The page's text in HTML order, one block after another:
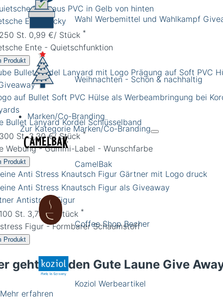
Wahl Werbemittel und Wahlkampf
Weihnachten - Schön & nachhaltig
Marken/Co-Branding
Zur Kategorie Marken/Co-Branding
CamelBak
Coffee Shop Becher
Koziol Werbeartikel
Ente Lucky
St. 0,99 €/ Stück *
Ente - Quietschfunktion
Produkt
Bullet Lanyard Kordel Schlüsselband
St. 3,30 €/ Stück *
Webung - Gummi-Label - Wunschfarbe
Produkt
Antistress Figur
St. 3,75 €/ Stück *
Figur - Formbarer Schaumstoff
Produkt
geht's zu den Gute Laune Give
erfahren